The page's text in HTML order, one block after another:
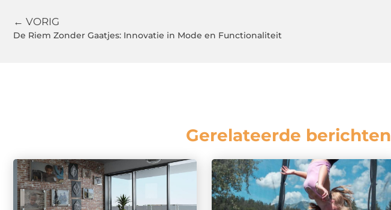
← VORIG
De Riem Zonder Gaatjes: Innovatie in Mode en Functionaliteit
Gerelateerde berichten